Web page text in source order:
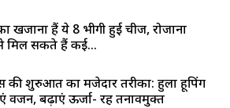
खजाना हैं ये 8 भीगी हुई चीजें, रोजाना
मिल सकते हैं कई...
की शुरुआत का मजेदार तरीका: हुला हूपिंग
वजन, बढ़ाएं ऊर्जा- रहें तनावमुक्त